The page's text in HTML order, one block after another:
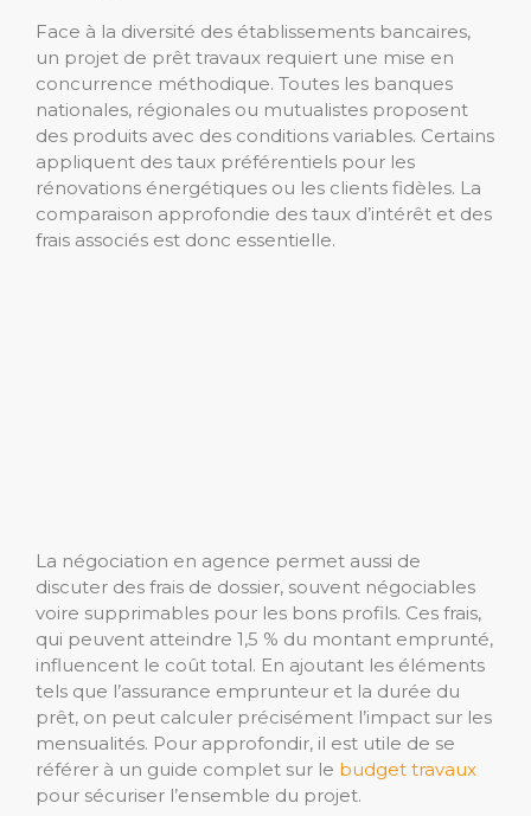
Face à la diversité des établissements bancaires,
un projet de prêt travaux requiert une mise en
concurrence méthodique. Toutes les banques
nationales, régionales ou mutualistes proposent
des produits avec des conditions variables. Certains
appliquent des taux préférentiels pour les
rénovations énergétiques ou les clients fidèles. La
comparaison approfondie des taux d’intérêt et des
frais associés est donc essentielle.
La négociation en agence permet aussi de
discuter des frais de dossier, souvent négociables
voire supprimables pour les bons profils. Ces frais,
qui peuvent atteindre 1,5 % du montant emprunté,
influencent le coût total. En ajoutant les éléments
tels que l’assurance emprunteur et la durée du
prêt, on peut calculer précisément l’impact sur les
mensualités. Pour approfondir, il est utile de se
référer à un guide complet sur le budget travaux
pour sécuriser l’ensemble du projet.